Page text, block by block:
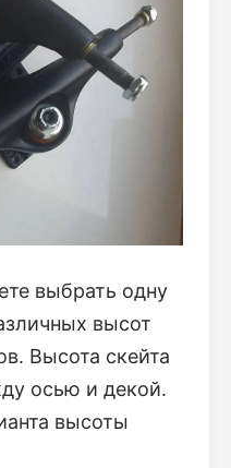
выбрать одну
высот
Высота скейта
осью и декой.
высоты